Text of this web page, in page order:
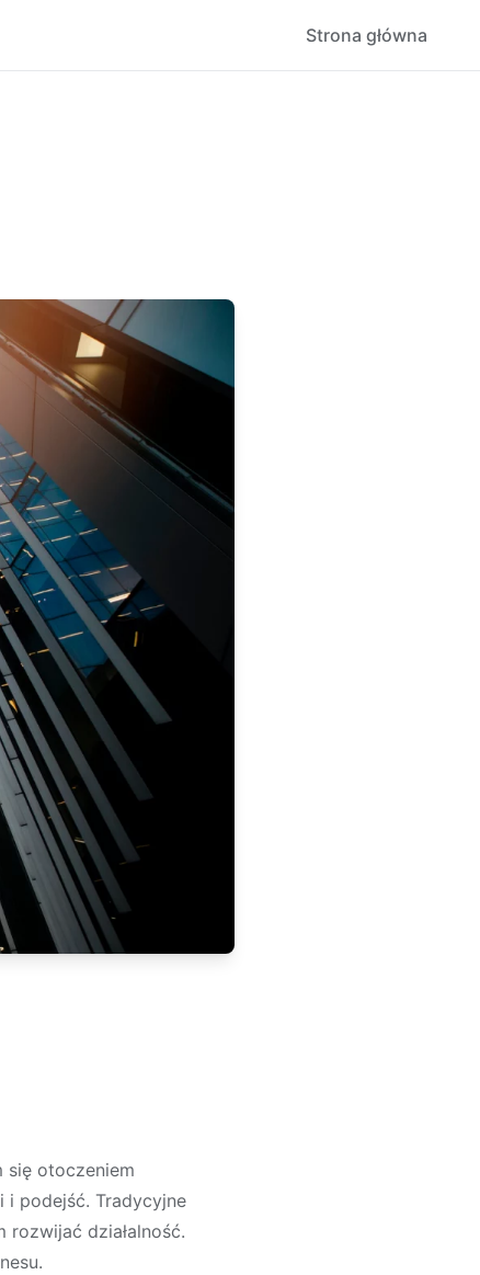
Strona główna
się otoczeniem
i podejść. Tradycyjne
działalność.